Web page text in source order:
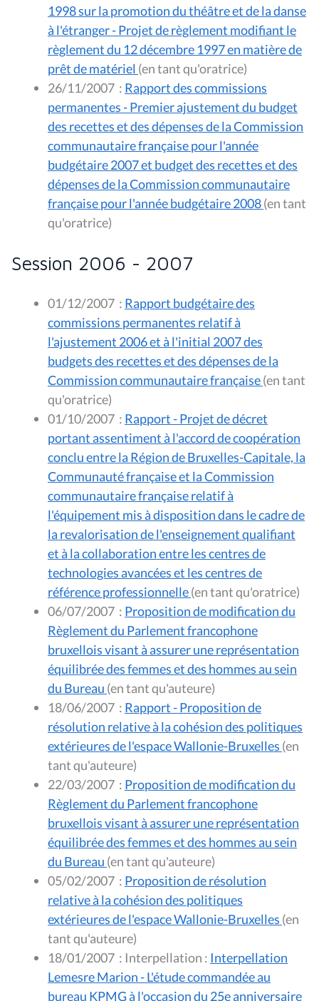
1998 sur la promotion du théâtre et de la danse
à l'étranger - Projet de règlement modifiant le
règlement du 12 décembre 1997 en matière de
prêt de matériel
(en tant qu'oratrice)
26/11/2007 : Rapport des commissions
permanentes - Premier ajustement du budget
des recettes et des dépenses de la Commission
communautaire française pour l'année
budgétaire 2007 et budget des recettes et des
dépenses de la Commission communautaire
française pour l'année budgétaire 2008(en tant
qu'oratrice)
Session 2006 - 2007
01/12/2007 : Rapport budgétaire des
commissions permanentes relatif à
l'ajustement 2006 et à l'initial 2007 des
budgets des recettes et des dépenses de la
Commission communautaire française(en tant
qu'oratrice)
01/10/2007 : Rapport - Projet de décret
portant assentiment à l'accord de coopération
conclu entre la Région de Bruxelles-Capitale, la
Communauté française et la Commission
communautaire française relatif à
l'équipement mis à disposition dans le cadre de
la revalorisation de l'enseignement qualifiant
et à la collaboration entre les centres de
technologies avancées et les centres de
référence professionnelle
(en tant qu'oratrice)
06/07/2007 : Proposition de modification du
Règlement du Parlement francophone
bruxellois visant à assurer une représentation
équilibrée des femmes et des hommes au sein
du Bureau
(en tant qu'auteure)
18/06/2007 : Rapport - Proposition de
résolution relative à la cohésion des politiques
extérieures de l'espace Wallonie-Bruxelles (en
tant qu'auteure)
22/03/2007 : Proposition de modification du
Règlement du Parlement francophone
bruxellois visant à assurer une représentation
équilibrée des femmes et des hommes au sein
du Bureau
(en tant qu'auteure)
05/02/2007 : Proposition de résolution
relative à la cohésion des politiques
extérieures de l'espace Wallonie-Bruxelles (en
tant qu'auteure)
18/01/2007 : Interpellation : Interpellation
Lemesre Marion - L'étude commandée au
bureau KPMG à l'occasion du 25e anniversaire